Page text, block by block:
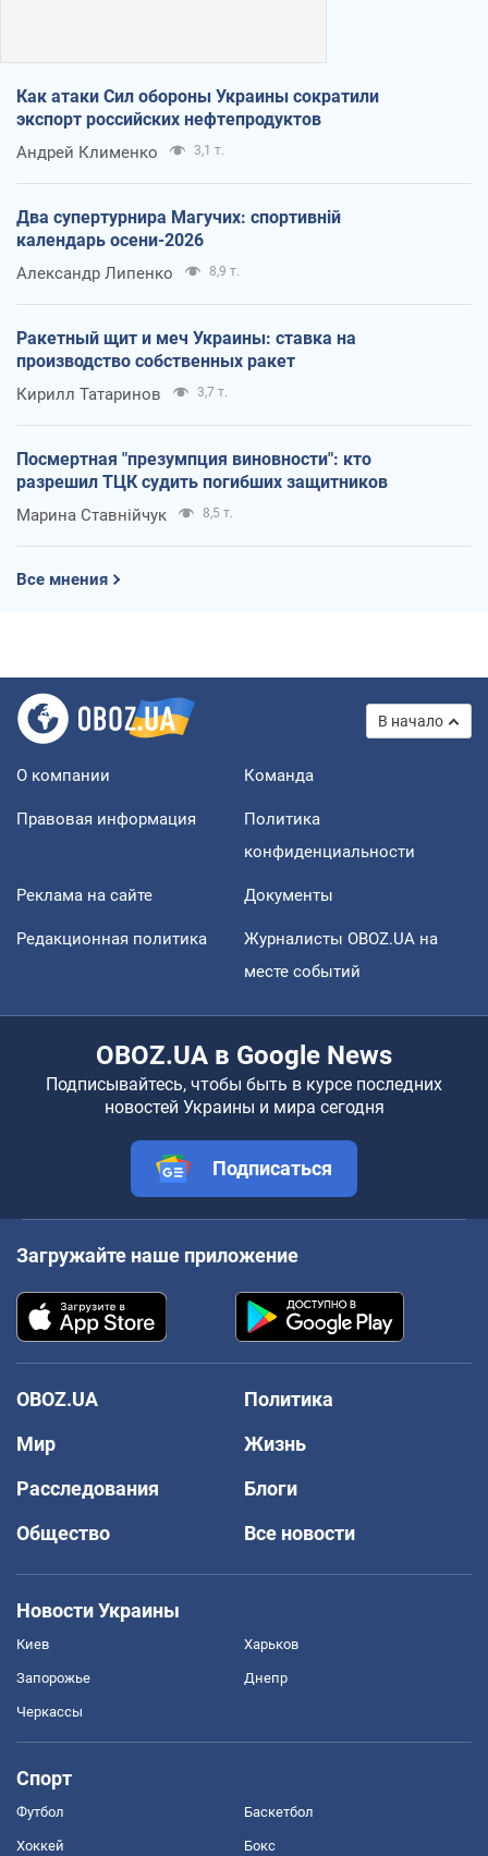
Как атаки Сил обороны Украины сократили
экспорт российских нефтепродуктов
Андрей Клименко 3,1 т.
Два супертурнира Магучих: спортивній
календарь осени-2026
Александр Липенко 8,9 т.
Ракетный щит и меч Украины: ставка на
производство собственных ракет
Кирилл Татаринов 3,7 т.
Посмертная "презумпция виновности": кто
разрешил ТЦК судить погибших защитников
Марина Ставнійчук 8,5 т.
Все мнения
В начало
О компании Команда
Правовая информация
Политика
конфиденциальности
Реклама на сайте Документы
Редакционная политика
Журналисты OBOZ.UA на
месте событий
OBOZ.UA в Google News
Подписывайтесь, чтобы быть в курсе последних
новостей Украины и мира сегодня
Подписаться
Загружайте наше приложение
OBOZ.UA
Политика
Мир
Жизнь
Расследования
Блоги
Общество
Все новости
Новости Украины
Киев Харьков
Запорожье Днепр
Черкассы
Спорт
Футбол Баскетбол
Хоккей Бокс